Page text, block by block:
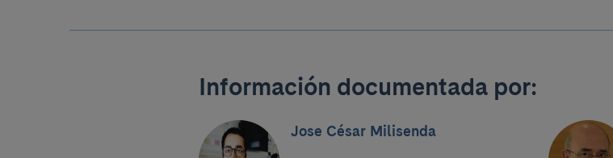
Información documentada por:
Jose César Milisenda